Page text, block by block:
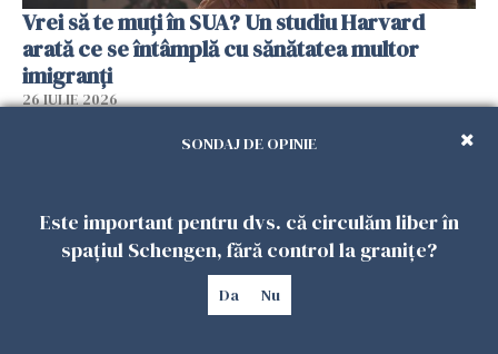
Vrei să te muți în SUA? Un studiu Harvard
arată ce se întâmplă cu sănătatea multor
imigranți
26 IULIE 2026
SONDAJ DE OPINIE
Este important pentru dvs. că circulăm liber în
spațiul Schengen, fără control la granițe?
Da Nu